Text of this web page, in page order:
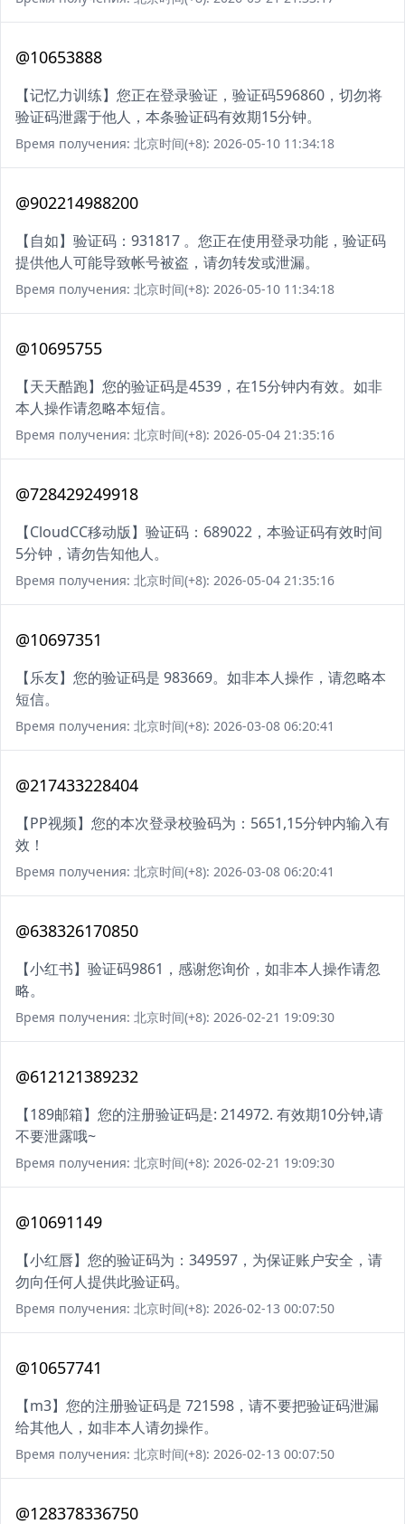
@10653888
【记忆力训练】您正在登录验证，验证码596860，切勿将
验证码泄露于他人，本条验证码有效期15分钟。
Время получения: 北京时间(+8): 2026-05-10 11:34:18
@902214988200
【自如】验证码：931817 。您正在使用登录功能，验证码
提供他人可能导致帐号被盗，请勿转发或泄漏。
Время получения: 北京时间(+8): 2026-05-10 11:34:18
@10695755
【天天酷跑】您的验证码是4539，在15分钟内有效。如非
本人操作请忽略本短信。
Время получения: 北京时间(+8): 2026-05-04 21:35:16
@728429249918
【CloudCC移动版】验证码：689022，本验证码有效时间
5分钟，请勿告知他人。
Время получения: 北京时间(+8): 2026-05-04 21:35:16
@10697351
【乐友】您的验证码是 983669。如非本人操作，请忽略本
短信。
Время получения: 北京时间(+8): 2026-03-08 06:20:41
@217433228404
【PP视频】您的本次登录校验码为：5651,15分钟内输入有
效！
Время получения: 北京时间(+8): 2026-03-08 06:20:41
@638326170850
【小红书】验证码9861，感谢您询价，如非本人操作请忽
略。
Время получения: 北京时间(+8): 2026-02-21 19:09:30
@612121389232
【189邮箱】您的注册验证码是: 214972. 有效期10分钟,请
不要泄露哦~
Время получения: 北京时间(+8): 2026-02-21 19:09:30
@10691149
【小红唇】您的验证码为：349597，为保证账户安全，请
勿向任何人提供此验证码。
Время получения: 北京时间(+8): 2026-02-13 00:07:50
@10657741
【m3】您的注册验证码是 721598，请不要把验证码泄漏
给其他人，如非本人请勿操作。
Время получения: 北京时间(+8): 2026-02-13 00:07:50
@128378336750